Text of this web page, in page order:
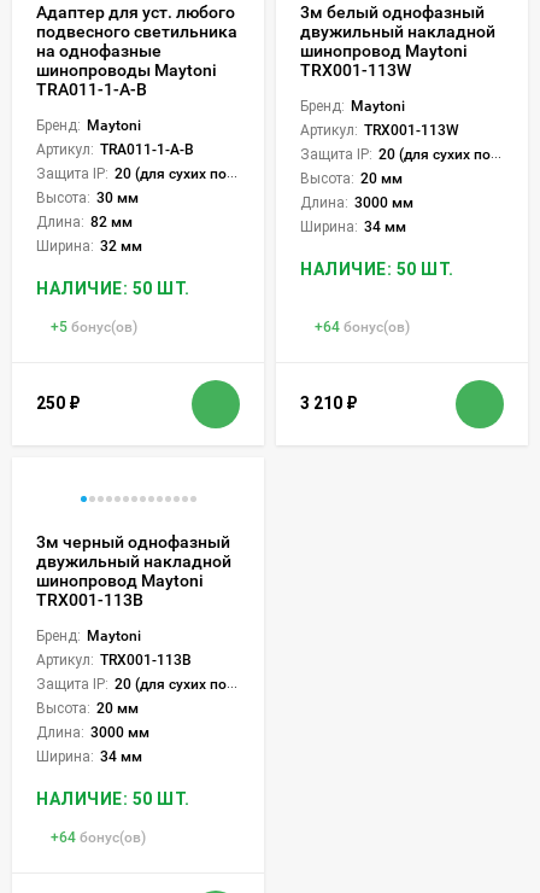
Адаптер для уст. любого
подвесного светильника
на однофазные
шинопроводы Maytoni
TRA011-1-A-B
Бренд: Maytoni
Артикул: TRA011-1-A-B
Защита IP: 20 (для сухих пом.)
Высота: 30 мм
Длина: 82 мм
Ширина: 32 мм
НАЛИЧИЕ: 50 ШТ.
+5 бонус(ов)
250 ₽
3м белый однофазный
двужильный накладной
шинопровод Maytoni
TRX001-113W
Бренд: Maytoni
Артикул: TRX001-113W
Защита IP: 20 (для сухих пом.)
Высота: 20 мм
Длина: 3000 мм
Ширина: 34 мм
НАЛИЧИЕ: 50 ШТ.
+64 бонус(ов)
3 210 ₽
3м черный однофазный
двужильный накладной
шинопровод Maytoni
TRX001-113B
Бренд: Maytoni
Артикул: TRX001-113B
Защита IP: 20 (для сухих пом.)
Высота: 20 мм
Длина: 3000 мм
Ширина: 34 мм
НАЛИЧИЕ: 50 ШТ.
+64 бонус(ов)